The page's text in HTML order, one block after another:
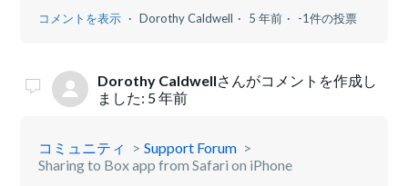
コメントを表示 Dorothy Caldwell 5 年前 -1件の投票
Dorothy Caldwellさんがコメントを作成し
ました: 5 年前
コミュニティ
Support Forum
Sharing to Box app from Safari on iPhone